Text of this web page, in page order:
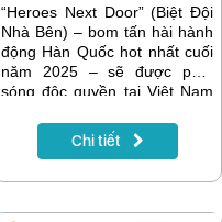
“Heroes Next Door” (Biệt Đội
Nhà Bên) – bom tấn hài hành
động Hàn Quốc hot nhất cuối
năm 2025 – sẽ được phát
sóng độc quyền tại Việt Nam
theo dõi trọn vẹn bộ phim
ngay khi ra mắt, chỉ trên nền
Chi tiết